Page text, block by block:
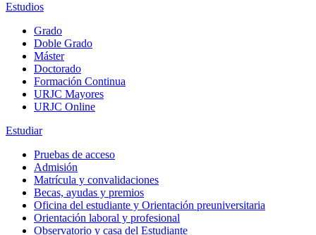
Estudios
Grado
Doble Grado
Máster
Doctorado
Formación Continua
URJC Mayores
URJC Online
Estudiar
Pruebas de acceso
Admisión
Matrícula y convalidaciones
Becas, ayudas y premios
Oficina del estudiante y Orientación preuniversitaria
Orientación laboral y profesional
Observatorio y casa del Estudiante